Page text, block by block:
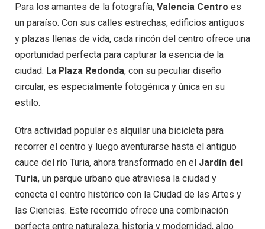
Para los amantes de la fotografía, Valencia Centro es
un paraíso. Con sus calles estrechas, edificios antiguos
y plazas llenas de vida, cada rincón del centro ofrece una
oportunidad perfecta para capturar la esencia de la
ciudad. La Plaza Redonda, con su peculiar diseño
circular, es especialmente fotogénica y única en su
estilo.
Otra actividad popular es alquilar una bicicleta para
recorrer el centro y luego aventurarse hasta el antiguo
cauce del río Turia, ahora transformado en el Jardín del
Turia, un parque urbano que atraviesa la ciudad y
conecta el centro histórico con la Ciudad de las Artes y
las Ciencias. Este recorrido ofrece una combinación
perfecta entre naturaleza, historia y modernidad, algo